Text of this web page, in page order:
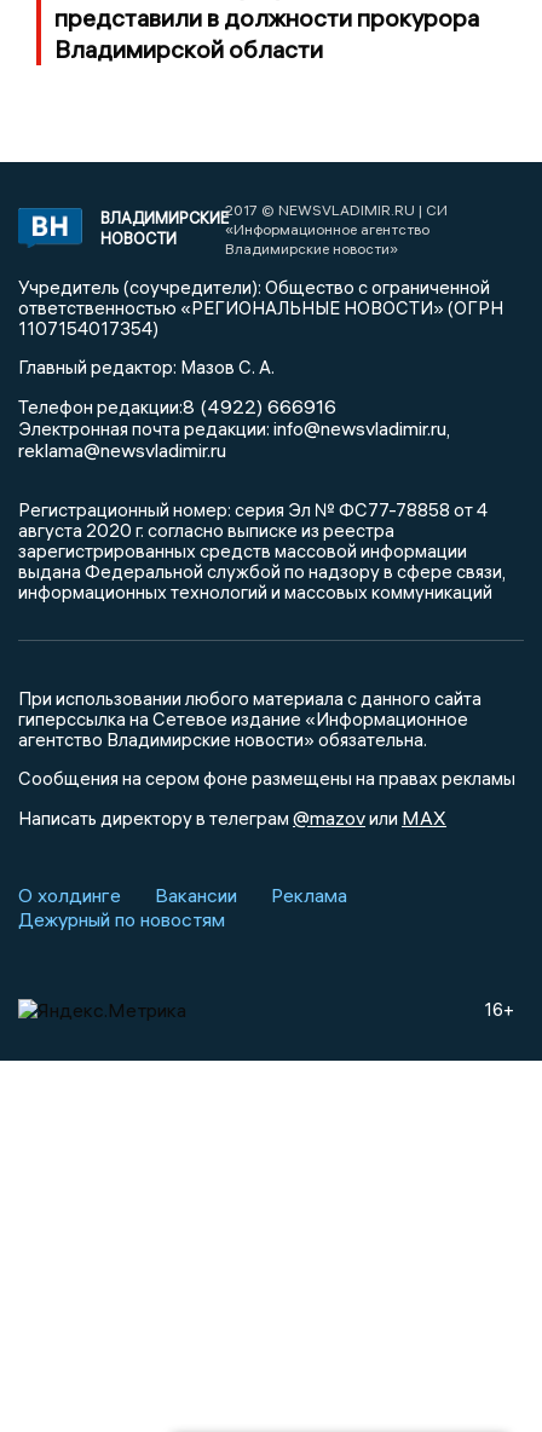
представили в должности прокурора
Владимирской области
ВЛАДИМИРСКИЕ
НОВОСТИ
2017 © NEWSVLADIMIR.RU | СИ
«Информационное агентство
Владимирские новости»
Учредитель (соучредители): Общество с ограниченной
ответственностью «РЕГИОНАЛЬНЫЕ НОВОСТИ» (ОГРН
1107154017354)
Главный редактор: Мазов С. А.
Телефон редакции:8 (4922) 666916
Электронная почта редакции: info@newsvladimir.ru,
reklama@newsvladimir.ru
Регистрационный номер: серия Эл № ФС77-78858 от 4
августа 2020 г. согласно выписке из реестра
зарегистрированных средств массовой информации
выдана Федеральной службой по надзору в сфере связи,
информационных технологий и массовых коммуникаций
При использовании любого материала с данного сайта
гиперссылка на Сетевое издание «Информационное
агентство Владимирские новости» обязательна.
Сообщения на сером фоне размещены на правах рекламы
Написать директору в телеграм @mazovили MAX
О холдинге Вакансии
Реклама
Дежурный по новостям
16+